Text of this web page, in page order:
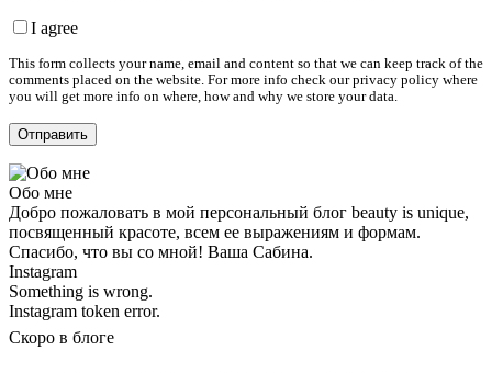
I agree
This form collects your name, email and content so that we can keep track of the
comments placed on the website. For more info check our privacy policy where
you will get more info on where, how and why we store your data.
Обо мне
Добро пожаловать в мой персональный блог beauty is unique,
посвященный красоте, всем ее выражениям и формам.
Спасибо, что вы со мной! Ваша Сабина.
Instagram
Something is wrong.
Instagram token error.
Скоро в блоге